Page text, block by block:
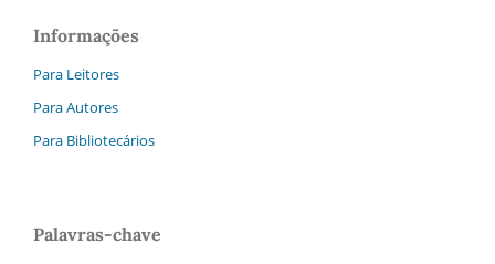
Informações
Para Leitores
Para Autores
Para Bibliotecários
Palavras-chave